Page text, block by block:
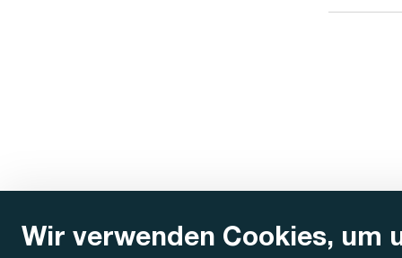
Wir verwenden Cookies, um